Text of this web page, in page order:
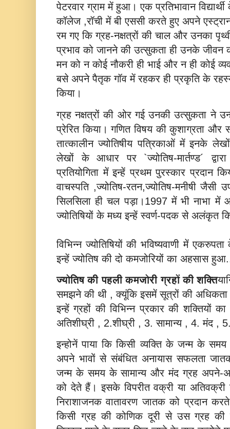
पेटरवार ग्राम में हुआ। एक प्रतिभावान
कॉलेज ,रॉची में बी एससी करते हुए अपने
रम गए कि ग्रह-नक्षत्रों की चाल और उनका
प्रभाव को जानने की उत्सुकता ही उनके जीवन
मन को न कोई नौकरी ही भाई और न ही कोई
बसे अपने पैतृक गॉव में रहकर ही प्रकृति के
किया।
ग्रह नक्षत्रों की ओर गई उनकी उत्सुकता ने
प्रेरित किया। गणित विषय की कुशाग्रता
तात्कालीन ज्योतिषीय पत्रिकाओं में इनके
लेखों के आधार पर `ज्योतिष-मार्तण्ड´
प्रतियोगिता में इन्हें प्रथम पुरस्कार प्रदान
वाचस्पति ,ज्योतिष-रतन,ज्योतिष-मनीषी
सिलसिला ही चल पड़ा।1997 में भी नाभा
ज्योतिषियों के मध्य इन्हें स्वर्ण-पदक से अलंकृत
विभिन्न ज्योतिषियों की भविष्‍यवाणी में
इन्‍हें ज्‍योतिष की दो कमजोरियों का अहसास
ज्‍योतिष की पहली कमजोरी ग्रहों की शक्ति
समझने की थी , क्‍यूंकि इसमें सूत्रों की
इन्‍हें ग्रहों की विभिन्‍न प्रकार की शक्तियों
अतिशीघ्री , 2.शीघ्री , 3. सामान्य , 4. मंद
इन्होनें पाया कि किसी व्यक्ति के जन्म के
अपने भावों से संबंधित अनायास सफलता
जन्म के समय के सामान्य और मंद ग्रह अपने-
को देते हैं। इसके विपरीत वक्री या
निराशाजनक वातावरण जातक को प्रदान
किसी ग्रह की कोणिक दूरी से उस ग्रह की